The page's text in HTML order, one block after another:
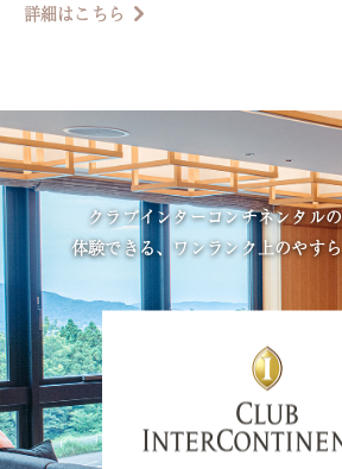
詳細はこちら
クラブインターコンチネンタル
体験できる、ワンランク上のやす